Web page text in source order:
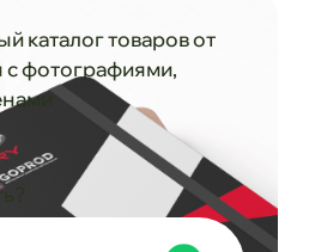
каталог товаров от
с фотографиями,